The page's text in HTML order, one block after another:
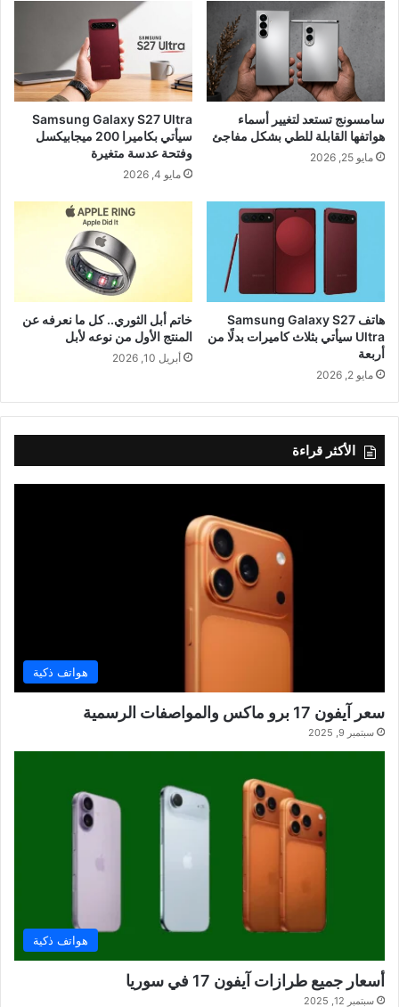
سامسونج تستعد لتغيير أسماء
هواتفها القابلة للطي بشكل مفاجئ
مايو 25, 2026
Samsung Galaxy S27 Ultra
سيأتي بكاميرا 200 ميجابيكسل
وفتحة عدسة متغيرة
مايو 4, 2026
هاتف Samsung Galaxy S27
Ultra سيأتي بثلاث كاميرات بدلًا من
أربعة
مايو 2, 2026
خاتم أبل الثوري.. كل ما نعرفه عن
المنتج الأول من نوعه لأبل
أبريل 10, 2026
الأكثر قراءة
هواتف ذكية
سعر آيفون 17 برو ماكس والمواصفات الرسمية
سبتمبر 9, 2025
هواتف ذكية
أسعار جميع طرازات آيفون 17 في سوريا
سبتمبر 12, 2025